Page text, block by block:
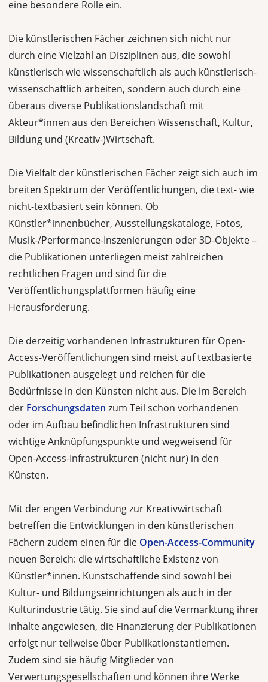
eine besondere Rolle ein.
Die künstlerischen Fächer zeichnen sich nicht nur
durch eine Vielzahl an Disziplinen aus, die sowohl
künstlerisch wie wissenschaftlich als auch künstlerisch-
wissenschaftlich arbeiten, sondern auch durch eine
überaus diverse Publikationslandschaft mit
Akteur*innen aus den Bereichen Wissenschaft, Kultur,
Bildung und (Kreativ-)Wirtschaft.
Die Vielfalt der künstlerischen Fächer zeigt sich auch im
breiten Spektrum der Veröffentlichungen, die text- wie
nicht-textbasiert sein können. Ob
Künstler*innenbücher, Ausstellungskataloge, Fotos,
Musik-/Performance-Inszenierungen oder 3D-Objekte –
die Publikationen unterliegen meist zahlreichen
rechtlichen Fragen und sind für die
Veröffentlichungsplattformen häufig eine
Herausforderung.
Die derzeitig vorhandenen Infrastrukturen für Open-
Access-Veröffentlichungen sind meist auf textbasierte
Publikationen ausgelegt und reichen für die
Bedürfnisse in den Künsten nicht aus. Die im Bereich
der Forschungsdaten zum Teil schon vorhan­denen
oder im Aufbau befindlichen Infrastrukturen sind
wichtige Anknüpfungs­punkte und wegweisend für
Open-Access-Infrastrukturen (nicht nur) in den
Künsten.
Mit der engen Verbindung zur Kreativwirtschaft
betreffen die Entwicklungen in den künstlerischen
Fächern zudem einen für die Open-Access-Community
neu­en Bereich: die wirtschaftliche Existenz von
Künstler*innen. Kunstschaffende sind sowohl bei
Kultur- und Bildungseinrichtungen als auch in der
Kulturindus­trie tätig. Sie sind auf die Vermarktung ihrer
Inhalte angewiesen, die Finanzie­rung der Publikationen
erfolgt nur teilweise über Publikationstantiemen.
Zudem sind sie häufig Mitglieder von
Verwertungsgesellschaften und können ihre Werke